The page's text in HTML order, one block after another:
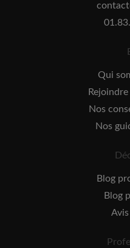
Qui
Nos
Nos
Blog
Blog